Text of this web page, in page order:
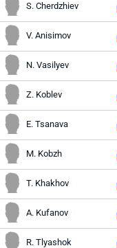
S. Cherdzhiev
V. Anisimov
N. Vasilyev
Z. Koblev
E. Tsanava
M. Kobzh
T. Khakhov
A. Kufanov
R. Tlyashok